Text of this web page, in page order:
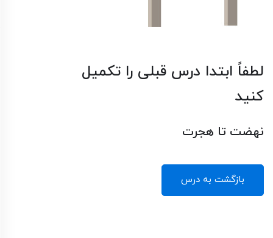
لطفاً ابتدا درس قبلی را تکمیل
کنید
نهضت تا هجرت
بازگشت به درس